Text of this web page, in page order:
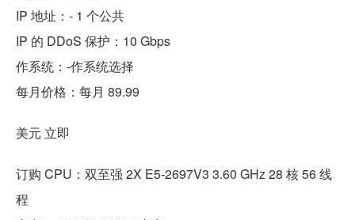
IP 地址：- 1 个公共
IP 的 DDoS 保护：10 Gbps
作系统：-作系统选择
每月价格：每月 89.99
美元 立即
订购 CPU：双至强 2X E5-2697V3 3.60 GHz 28 核 56 线
程